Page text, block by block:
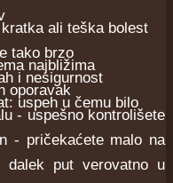
ali teška bolest
tako brzo
najbližima
i nesigurnost
oporavak
uspeh u čemu bilo
- uspešno kontrolišete
- pričekaćete malo na
put verovatno u